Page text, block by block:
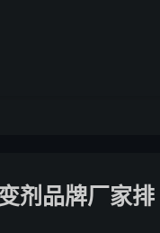
剂品牌厂家排